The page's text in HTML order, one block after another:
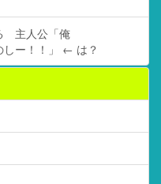
主人公「俺
しー！！」 ← は？